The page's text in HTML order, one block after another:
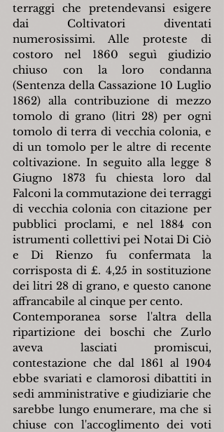
terraggi che pretendevansi esigere
dai Coltivatori diventati
numerosissimi. Alle proteste di
costoro nel 1860 seguì giudizio
chiuso con la loro condanna
(Sentenza della Cassazione 10 Luglio
1862) alla contribuzione di mezzo
tomolo di grano (litri 28) per ogni
tomolo di terra di vecchia colonia, e
di un tomolo per le altre di recente
coltivazione. In seguito alla legge 8
Giugno 1873 fu chiesta loro dal
Falconi la commutazione dei terraggi
di vecchia colonia con citazione per
pubblici proclami, e nel 1884 con
istrumenti collettivi pei Notai Di Ciò
e Di Rienzo fu confermata la
corrisposta di £. 4,25 in sostituzione
dei litri 28 di grano, e questo canone
affrancabile al cinque per cento.
Contemporanea sorse l'altra della
ripartizione dei boschi che Zurlo
aveva lasciati promiscui,
contestazione che dal 1861 al 1904
ebbe svariati e clamorosi dibattiti in
sedi amministrative e giudiziarie che
sarebbe lungo enumerare, ma che si
chiuse con l'accoglimento dei voti